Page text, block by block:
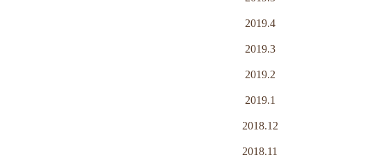
2019.4
2019.3
2019.2
2019.1
2018.12
2018.11